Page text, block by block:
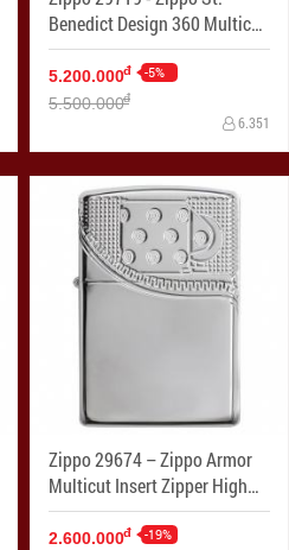
Benedict Design 360 Multicut
Antique Brass Armor
5.200.000đ -5%
5.500.000đ
6.351
Zippo 29674 – Zippo Armor
Multicut Insert Zipper High
Polish Chrome
2.600.000đ -19%